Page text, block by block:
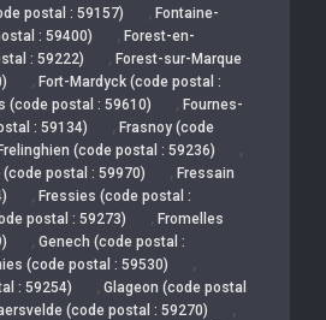
postal : 59157) , Fontaine-
: 59400)
, Forest-en-
: 59222)
, Forest-sur-Marque
, Fort-Mardyck (code postal :
(code postal : 59610) , Fournes-
: 59134)
, Frasnoy (code
(code postal : 59236) ,
postal : 59970) , Fressain
, Fressies (code postal :
postal : 59273) , Fromelles
, Genech (code postal :
(code postal : 59530) ,
: 59254) , Glageon (code postal
(code postal : 59270) ,